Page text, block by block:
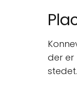
der er
stedet.